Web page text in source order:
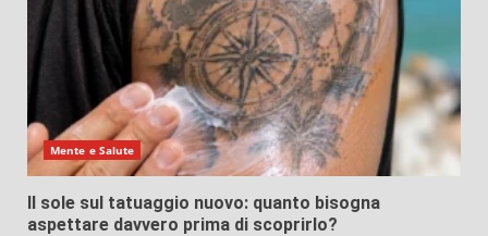
Mente e Salute
Il sole sul tatuaggio nuovo: quanto bisogna
aspettare davvero prima di scoprirlo?